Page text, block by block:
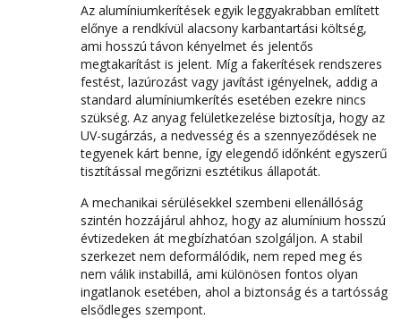
Az alumíniumkerítések egyik leggyakrabban említett
előnye a rendkívül alacsony karbantartási költség,
ami hosszú távon kényelmet és jelentős
megtakarítást is jelent. Míg a fakerítések rendszeres
festést, lazúrozást vagy javítást igényelnek, addig a
standard alumíniumkerítés esetében ezekre nincs
szükség. Az anyag felületkezelése biztosítja, hogy az
UV-sugárzás, a nedvesség és a szennyeződések ne
tegyenek kárt benne, így elegendő időnként egyszerű
tisztítással megőrizni esztétikus állapotát.
A mechanikai sérülésekkel szembeni ellenállóság
szintén hozzájárul ahhoz, hogy az alumínium hosszú
évtizedeken át megbízhatóan szolgáljon. A stabil
szerkezet nem deformálódik, nem reped meg és
nem válik instabillá, ami különösen fontos olyan
ingatlanok esetében, ahol a biztonság és a tartósság
elsődleges szempont.